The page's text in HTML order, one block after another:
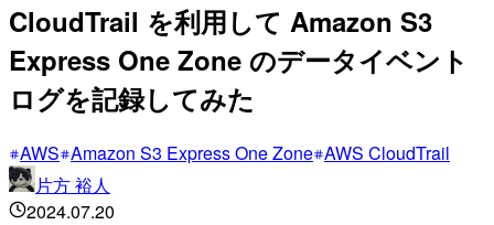
CloudTrail を利用して Amazon S3
Express One Zone のデータイベント
ログを記録してみた
AWS Amazon S3 Express One Zone AWS CloudTrail
片方 裕人
2024.07.20